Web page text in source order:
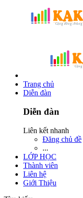
Trang chủ
Diễn đàn
Diễn đàn
Liên kết nhanh
Đăng chủ đề
...
LỚP HỌC
Thành viên
Liên hệ
Giới Thiệu